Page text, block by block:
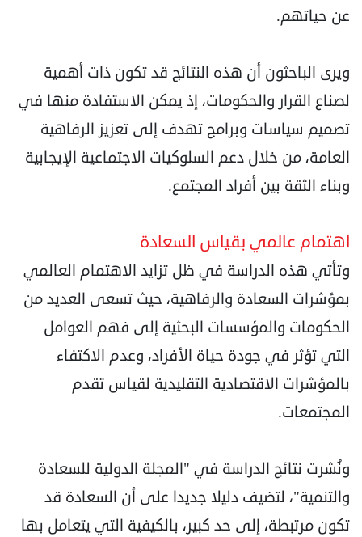
عن حياتهم.
ويرى الباحثون أن هذه النتائج قد تكون ذات أهمية
لصناع القرار والحكومات، إذ يمكن الاستفادة منها في
تصميم سياسات وبرامج تهدف إلى تعزيز الرفاهية
العامة، من خلال دعم السلوكيات الاجتماعية الإيجابية
وبناء الثقة بين أفراد المجتمع.
اهتمام عالمي بقياس السعادة
وتأتي هذه الدراسة في ظل تزايد الاهتمام العالمي
بمؤشرات السعادة والرفاهية، حيث تسعى العديد من
الحكومات والمؤسسات البحثية إلى فهم العوامل
التي تؤثر في جودة حياة الأفراد، وعدم الاكتفاء
بالمؤشرات الاقتصادية التقليدية لقياس تقدم
المجتمعات.
ونُشرت نتائج الدراسة في "المجلة الدولية للسعادة
والتنمية"، لتضيف دليلا جديدا على أن السعادة قد
تكون مرتبطة، إلى حد كبير، بالكيفية التي يتعامل بها